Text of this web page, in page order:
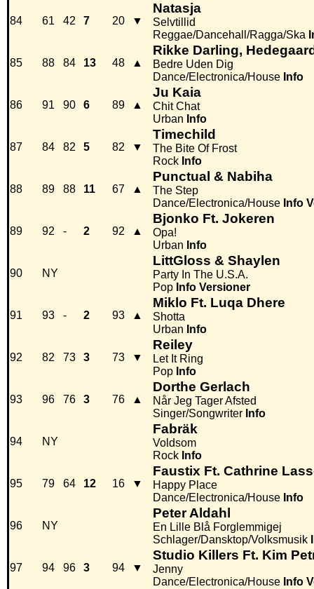
84 61 42 7 20 ▼
Natasja
Selvtillid
Reggae/Dancehall/Ragga/Ska
85 88 84 13 48 ▲
Rikke Darling,
Bedre Uden Dig
Dance/Electronica/House Info
86 91 90 6 89 ▲
Ju Kaia
Chit Chat
Urban Info
87 84 82 5 82 ▼
Timechild
The Bite Of Frost
Rock Info
88 89 88 11 67 ▲
Punctual & Nabiha
The Step
Dance/Electronica/House Info
89 92 - 2 92 ▲
Bjonko Ft. Jokeren
Opa!
Urban Info
90 NY
LittGloss & Shaylen
Party In The U.S.A.
Pop Info Versioner
91 93 - 2 93 ▲
Miklo Ft. Luqa Dhere
Shotta
Urban Info
92 82 73 3 73 ▼
Reiley
Let It Ring
Pop Info
93 96 76 3 76 ▲
Dorthe Gerlach
Når Jeg Tager Afsted
Singer/Songwriter Info
94 NY
Fabräk
Voldsom
Rock Info
95 79 64 12 16 ▼
Faustix Ft. Cathrine
Happy Place
Dance/Electronica/House Info
96 NY
Peter Aldahl
En Lille Blå Forglemmigej
Schlager/Dansktop/Volksmusik
97 94 96 3 94 ▼
Studio Killers Ft. Kim
Jenny
Dance/Electronica/House Info